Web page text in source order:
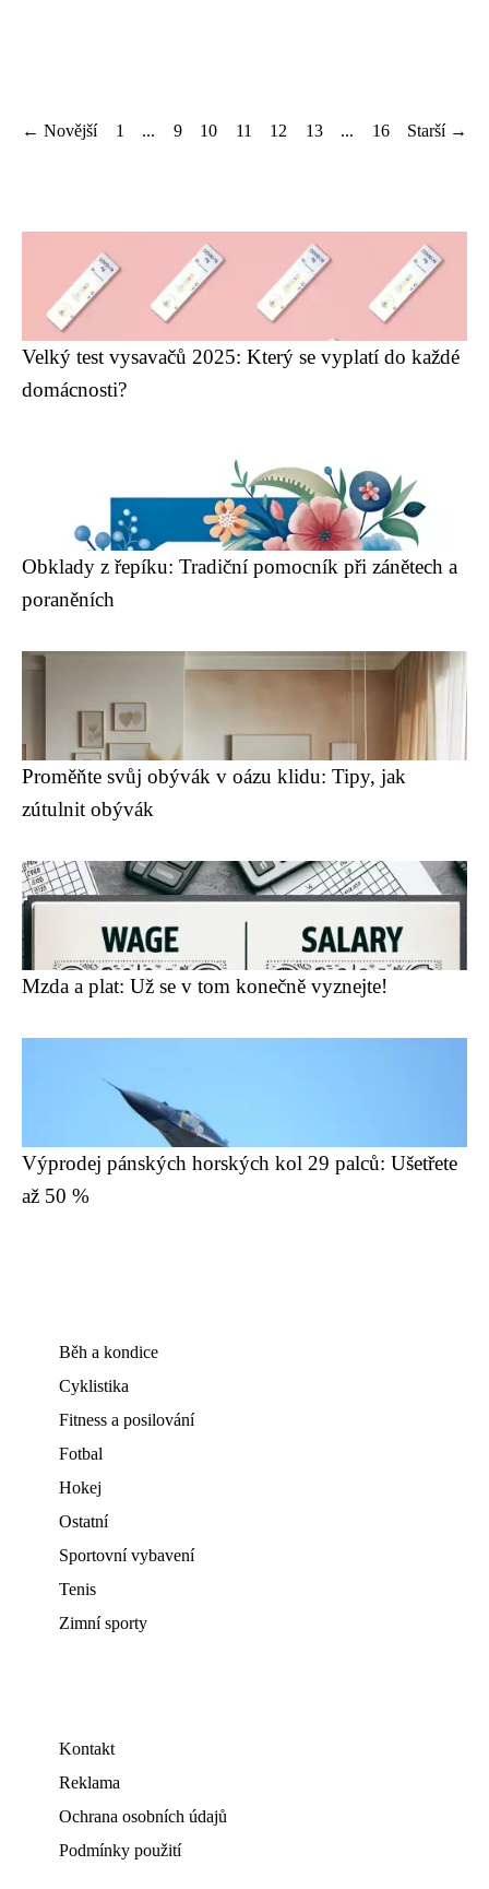
← Novější 1 ... 9 10 11 12 13 ... 16 Starší →
Velký test vysavačů 2025: Který se vyplatí do každé
domácnosti?
Obklady z řepíku: Tradiční pomocník při zánětech a
poraněních
Proměňte svůj obývák v oázu klidu: Tipy, jak
zútulnit obývák
Mzda a plat: Už se v tom konečně vyznejte!
Výprodej pánských horských kol 29 palců: Ušetřete
až 50 %
Běh a kondice
Cyklistika
Fitness a posilování
Fotbal
Hokej
Ostatní
Sportovní vybavení
Tenis
Zimní sporty
Kontakt
Reklama
Ochrana osobních údajů
Podmínky použití